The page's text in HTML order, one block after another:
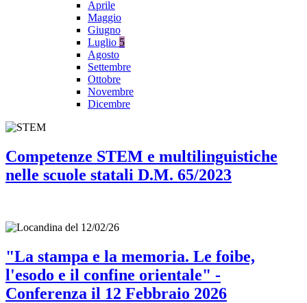
Aprile
Maggio
Giugno
Luglio 5
Agosto
Settembre
Ottobre
Novembre
Dicembre
Competenze STEM e multilinguistiche
nelle scuole statali D.M. 65/2023
"La stampa e la memoria. Le foibe,
l'esodo e il confine orientale" -
Conferenza il 12 Febbraio 2026